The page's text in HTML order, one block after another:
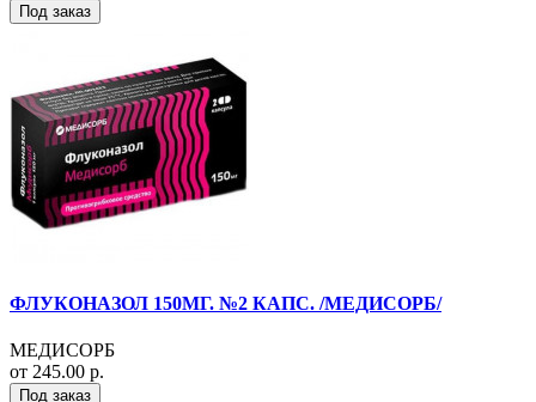
Под заказ
ФЛУКОНАЗОЛ 150МГ. №2 КАПС. /МЕДИСОРБ/
МЕДИСОРБ
от 245.00 р.
Под заказ